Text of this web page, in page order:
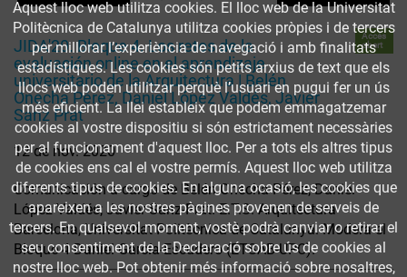
JIDA'20. Bloque 4. Los retos de la
evaluación online en el aprendizaje
universitario de la Arquitectura | Belén
Onecha Pérez, Daniel López Valdés, Javier
Sanz Prat
Accés
obert
12 de nov. 2020
Comunicación a cargo de Belén Onecha Pérez; Daniel
López Valdés; Javier Sanz-Prat. E.T.S. Arquitectura
Barcelona, Universitat Politècnica de Catalunya. Modera el
Bloque 4 Daniel García-Escudero (ETSAB-UPC).
Aquest lloc web utilitza cookies. El lloc web de la Universitat
Politècnica de Catalunya utilitza cookies pròpies i de tercers
per millorar l’experiència de navegació i amb finalitats
estadístiques. Les cookies són petits arxius de text que els
llocs web poden utilitzar perquè l’usuari en pugui fer un ús
més eficient. La llei estableix que podem emmagatzemar
cookies al vostre dispositiu si són estrictament necessàries
per al funcionament d'aquest lloc. Per a tots els altres tipus
de cookies ens cal el vostre permís. Aquest lloc web utilitza
diferents tipus de cookies. En alguna ocasió, les cookies que
apareixen a les nostres pàgines provenen de serveis de
tercers. En qualsevol moment, vostè podrà canviar o retirar el
seu consentiment de la Declaració sobre ús de cookies al
nostre lloc web. Pot obtenir més informació sobre nosaltres,